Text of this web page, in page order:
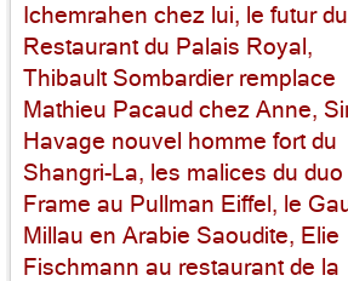
Ichemrahen chez lui, le futur du
Restaurant du Palais Royal,
Thibault Sombardier remplace
Mathieu Pacaud chez Anne,
Havage nouvel homme fort du
Shangri-La, les malices du duo
Frame au Pullman Eiffel, le
Millau en Arabie Saoudite, Elie
Fischmann au restaurant de la